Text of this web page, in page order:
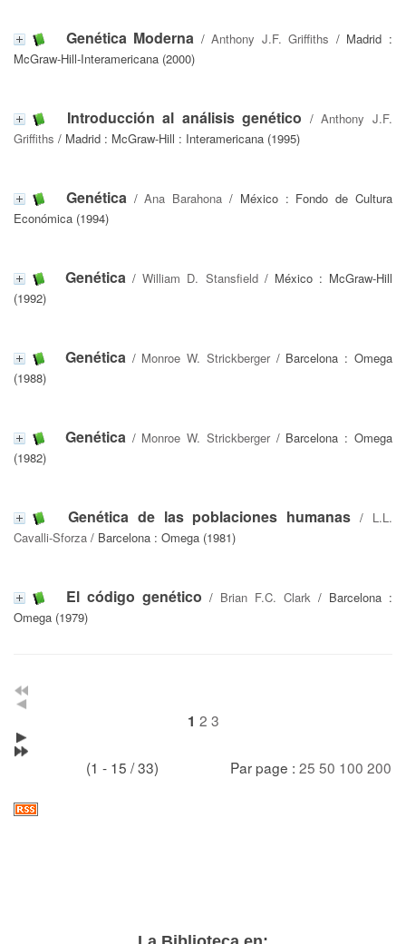
Genética Moderna /Anthony J.F. Griffiths / Madrid :
McGraw-Hill-Interamericana (2000)
Introducción al análisis genético /Anthony J.F.
Griffiths / Madrid : McGraw-Hill : Interamericana (1995)
Genética/Ana Barahona / México : Fondo de Cultura
Económica (1994)
Genética /William D. Stansfield/ México : McGraw-Hill
(1992)
Genética/ Monroe W. Strickberger/ Barcelona : Omega
(1988)
Genética/ Monroe W. Strickberger/ Barcelona : Omega
(1982)
Genética de las poblaciones humanas / L.L.
Cavalli-Sforza / Barcelona : Omega (1981)
El código genético / Brian F.C. Clark / Barcelona :
Omega (1979)
1 2 3
(1 - 15 / 33) Par page : 25 50 100 200